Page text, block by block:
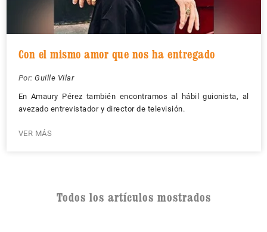
Con el mismo amor que nos ha entregado
Por: Guille Vilar
En Amaury Pérez también encontramos al hábil guionista, al
avezado entrevistador y director de televisión.
VER MÁS
Todos los artículos mostrados